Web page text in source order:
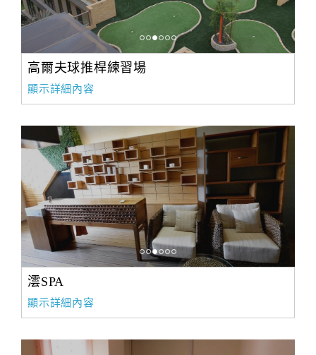
高爾夫球推桿練習場
顯示詳細內容
澐SPA
顯示詳細內容